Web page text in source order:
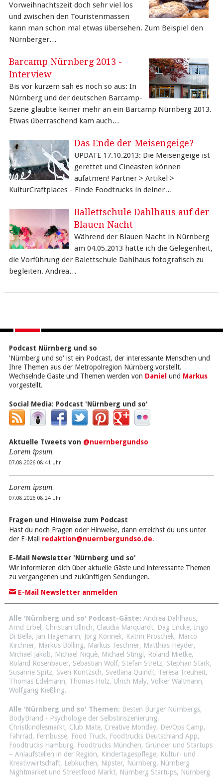
Vorweihnachtszeit doch sehr viel los
und zwischen den Touristenmassen
kann man schon mal etwas übersehen. Zum Beispiel den
Nürnberger…
Barcamp Nürnberg 2013 -
Interview
Bis vor kurzem sah es noch so aus: In
Nürnberg und der deutschen Barcamp-
Szene glaubte keiner mehr an ein Barcamp Nürnberg 2013.
Etwas überraschend kam auch…
Das Ende der Meisengeige?
UPDATE 17.10.2013: Die Meisengeige ist
gerettet und Cineasten können
aufatmen! Partner > Artikel >
KulturCraftplaces - Finde Foodtrucks in deiner…
Ballettschule Dahlhaus auf der
Blauen Nacht
Während der Blauen Nacht in Nürnberg
am 04.05.2013 hatte ich die Gelegenheit,
die Vorführung der Balettschule Dahlhaus fotografisch zu
begleiten. Andrea…
Podcast Nürnberg und so
'Nürnberg und so' ist ein Podcast, der interessante Menschen und
Ihre Themen aus der Metropolregion Nürnberg vorstellt.
Wechselnde Gäste und Themen werden von Daniel und Markus
vorgestellt.
Social Media: Podcast 'Nürnberg und so'
Aktuelle Tweets von @nuernbergundso
Lorem ipsum
07.08.2026 08:41 Uhr
Lorem ipsum
07.08.2026 08:24 Uhr
Fragen und Hinweise zum Podcast
Hast du noch Fragen oder Hinweise, dann erreichst du uns unter
der E-Mail redaktion@nuernbergundso.de.
E-Mail Newsletter 'Nürnberg und so'
Wir informieren dich über aktuelle Gäste und interessante Themen
zu vergangenen und zukünftigen Sendungen.
E-Mail Newsletter anmelden
Alle 'Nürnberg und so' Podcast-Gäste: Andrea Dahlhaus,
Arnd Erbel , Christian Ullrich, Claudia Marquardt, Dag Encke, Ingo
Di Bella, Jan Hagemann, Jörg Korinek, Katrin Proschek, Marco
Kirchner, Markus Bölling, Markus Teschner, Matthias Heyder,
Michael Jakob, Michael Niquè, Michael Stingl , Roland Mietke,
Roland Rosenbauer, Sebastian Wolf, Stefan Stretz, Stephan Stark,
Susanne Spitz, Sven Kuntzsch, Svetlana Quindt, Teresa Treuheit,
Thomas Edelmann, Thomas Holz, Ulrich Maly, Volker Waltmann,
Wolfgang Kießling.
Alle 'Nürnberg und so' Themen: Besten Burger Nürnbergs,
BodyBrand - Psychologie der Selbstinszenierung,
Christkindlesmarkt, Club Mate, Creative Monday, DevOps Camp,
Fahrrad, Fernbusse, Food Truck, Foodtrucks Deutschland App,
Foodtrucks Hamburg, Foodtrucks München, Gründer und Startups
– Anlaufstellen in der Region, Kindertagespflege, Kultur- und
Kreativwirtschaft, Lebkuchen, Nipster, Nürnberg, Nürnberg
Nightmarket und Streetfood Markt, Nürnberg Startups, Nürnberg